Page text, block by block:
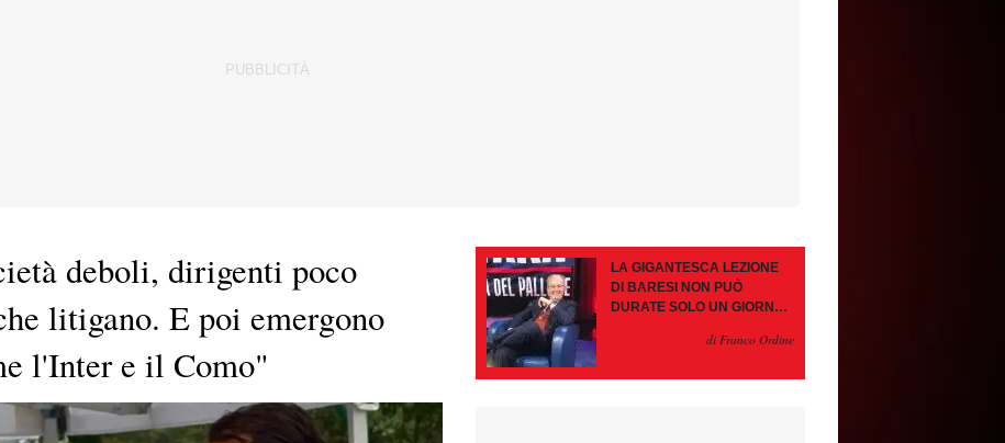
deboli, dirigenti poco
litigano. E poi emergono
l'Inter e il Como"
LA GIGANTESCA LEZIONE
DI BARESI NON PUÒ
DURATE SOLO UN GIORNO.
CONTROMOSSEdi Franco Ordine